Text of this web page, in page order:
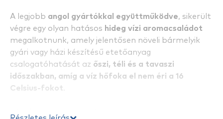
A legjobb angol gyártókkal együttműködve, sikerült
végre egy olyan hatásos hideg vízi aromacsaládot
megalkotnunk, amely jelentősen növeli bármelyik
gyári vagy házi készítésű etetőanyag
csalogatóhatását az őszi, téli és a tavaszi
időszakban, amíg a víz hőfoka el nem éri a 16
Celsius-fokot